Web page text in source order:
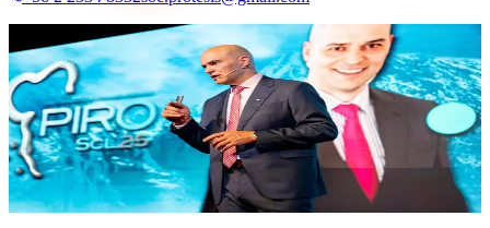
Noticias · Comunicados oficiales
La sociedadal día
Comunicados oficiales, novedades académicas, publicaciones
científicas y actividad gremial. Todo lo que pasa en SPROCh, en un
solo lugar.
1 publicación·10categorías ·Actualización continua